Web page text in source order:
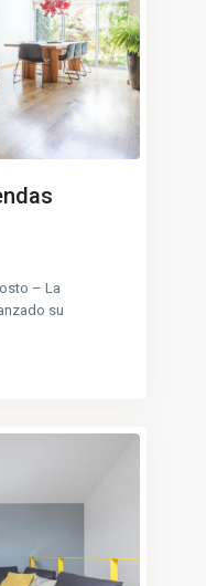
– La
su